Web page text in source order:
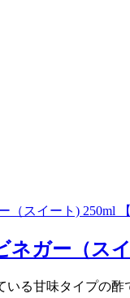
ネガー（ス
いる甘味タイプの